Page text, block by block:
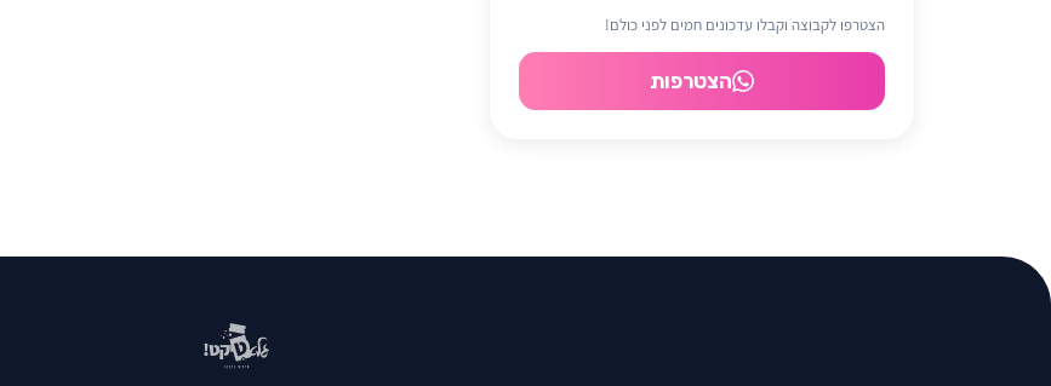
הצטרפו לקבוצה וקבלו עדכונים חמים לפני כולם!
הצטרפות